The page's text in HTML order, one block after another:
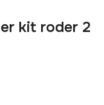
kit roder 2